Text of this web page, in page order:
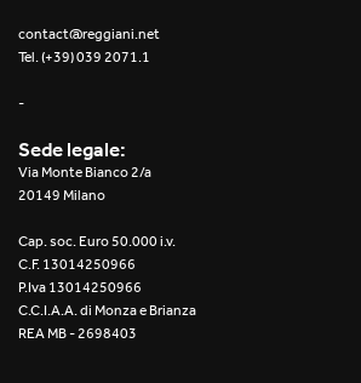
Incline Dark Performance
Mosaico Easy-IOS
Re Low LED
Roll IOS
Unit 1X
contact@reggiani.net
Tel. (+39) 039 2071.1
-
Sede legale:
Via Monte Bianco 2/a
20149 Milano
Cap. soc. Euro 50.000 i.v.
C.F. 13014250966
P.Iva 13014250966
C.C.I.A.A. di Monza e Brianza
REA MB - 2698403